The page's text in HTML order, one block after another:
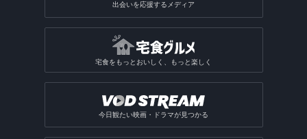
出会いを応援するメディア
宅食をもっとおいしく、もっと楽しく
今日観たい映画・ドラマが見つかる